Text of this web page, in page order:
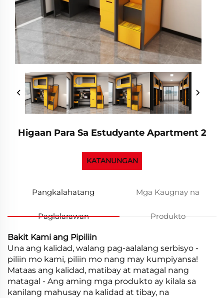
Higaan Para Sa Estudyante Apartment 2
KATANUNGAN
Pangkalahatang
Paglalarawan
Mga Kaugnay na
Produkto
Bakit Kami ang Pipiliin
Una ang kalidad, walang pag-aalalang serbisyo -
piliin mo kami, piliin mo nang may kumpiyansa!
Mataas ang kalidad, matibay at matagal nang
matagal - Ang aming mga produkto ay kilala sa
kanilang mahusay na kalidad at tibay, na